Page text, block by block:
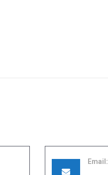
Email: